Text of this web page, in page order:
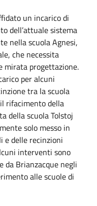
un incarico di
dell’attuale sistema
nella scuola Agnesi,
che necessita
mirata progettazione.
per alcuni
tra la scuola
rifacimento della
della scuola Tolstoj
solo messo in
e delle recinzioni
interventi sono
Brianzacque negli
alle scuole di